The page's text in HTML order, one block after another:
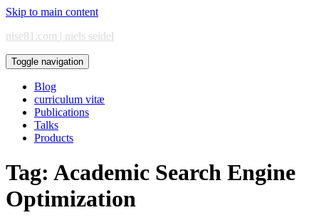
Skip to main content
nise81.com | niels seidel
Toggle navigation
Blog
curriculum vitæ
Publications
Talks
Products
Tag: Academic Search Engine
Optimization